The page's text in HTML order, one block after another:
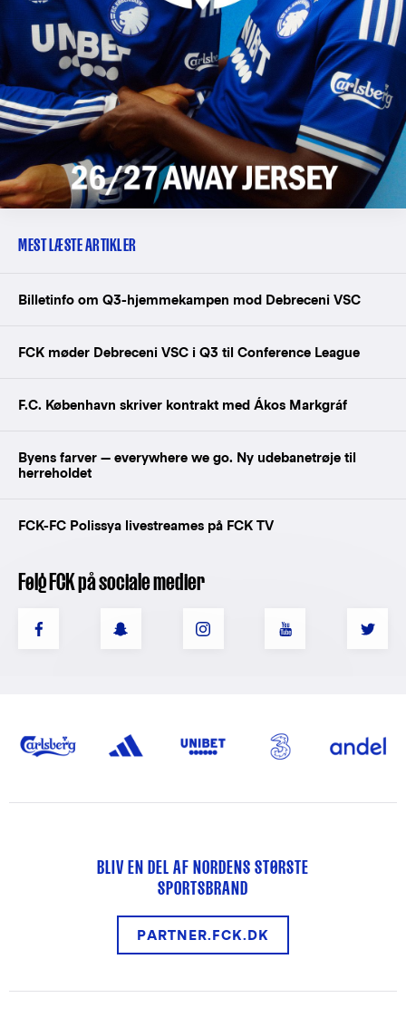
MEST LÆSTE ARTIKLER
Billetinfo om Q3-hjemmekampen mod Debreceni VSC
FCK møder Debreceni VSC i Q3 til Conference League
F.C. København skriver kontrakt med Ákos Markgráf
Byens farver — everywhere we go. Ny udebanetrøje til
herreholdet
FCK-FC Polissya livestreames på FCK TV
Følg FCK på sociale medier
BLIV EN DEL AF NORDENS STØRSTE
SPORTSBRAND
PARTNER.FCK.DK